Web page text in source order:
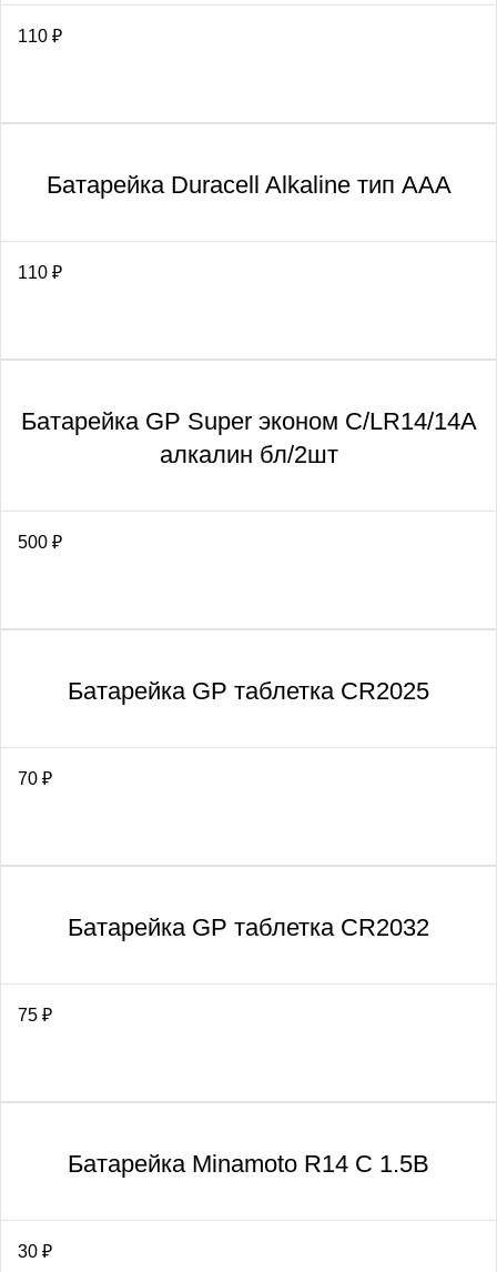
110 ₽
Батарейка Duracell Alkaline тип ААА
110 ₽
Батарейка GP Super эконом C/LR14/14A
алкалин бл/2шт
500 ₽
Батарейка GP таблетка CR2025
70 ₽
Батарейка GP таблетка CR2032
75 ₽
Батарейка Minamoto R14 C 1.5В
30 ₽